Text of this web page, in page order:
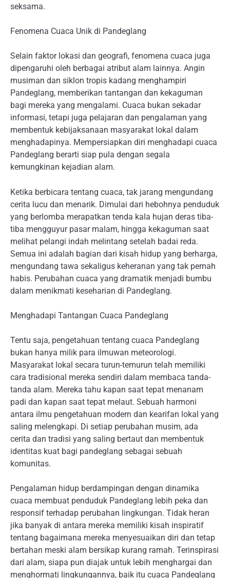
seksama.
Fenomena Cuaca Unik di Pandeglang
Selain faktor lokasi dan geografi, fenomena cuaca juga
dipengaruhi oleh berbagai atribut alam lainnya. Angin
musiman dan siklon tropis kadang menghampiri
Pandeglang, memberikan tantangan dan kekaguman
bagi mereka yang mengalami. Cuaca bukan sekadar
informasi, tetapi juga pelajaran dan pengalaman yang
membentuk kebijaksanaan masyarakat lokal dalam
menghadapinya. Mempersiapkan diri menghadapi cuaca
Pandeglang berarti siap pula dengan segala
kemungkinan kejadian alam.
Ketika berbicara tentang cuaca, tak jarang mengundang
cerita lucu dan menarik. Dimulai dari hebohnya penduduk
yang berlomba merapatkan tenda kala hujan deras tiba-
tiba mengguyur pasar malam, hingga kekaguman saat
melihat pelangi indah melintang setelah badai reda.
Semua ini adalah bagian dari kisah hidup yang berharga,
mengundang tawa sekaligus keheranan yang tak pernah
habis. Perubahan cuaca yang dramatik menjadi bumbu
dalam menikmati keseharian di Pandeglang.
Menghadapi Tantangan Cuaca Pandeglang
Tentu saja, pengetahuan tentang cuaca Pandeglang
bukan hanya milik para ilmuwan meteorologi.
Masyarakat lokal secara turun-temurun telah memiliki
cara tradisional mereka sendiri dalam membaca tanda-
tanda alam. Mereka tahu kapan saat tepat menanam
padi dan kapan saat tepat melaut. Sebuah harmoni
antara ilmu pengetahuan modern dan kearifan lokal yang
saling melengkapi. Di setiap perubahan musim, ada
cerita dan tradisi yang saling bertaut dan membentuk
identitas kuat bagi pandeglang sebagai sebuah
komunitas.
Pengalaman hidup berdampingan dengan dinamika
cuaca membuat penduduk Pandeglang lebih peka dan
responsif terhadap perubahan lingkungan. Tidak heran
jika banyak di antara mereka memiliki kisah inspiratif
tentang bagaimana mereka menyesuaikan diri dan tetap
bertahan meski alam bersikap kurang ramah. Terinspirasi
dari alam, siapa pun diajak untuk lebih menghargai dan
menghormati lingkungannya, baik itu cuaca Pandeglang